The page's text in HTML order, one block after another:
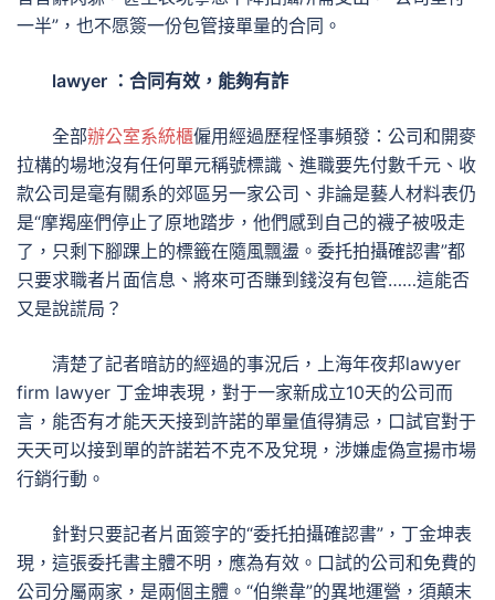
一半”，也不愿簽一份包管接單量的合同。
lawyer ：合同有效，能夠有詐
全部辦公室系統櫃僱用經過歷程怪事頻發：公司和開麥
拉構的場地沒有任何單元稱號標識、進職要先付數千元、收
款公司是毫有關系的郊區另一家公司、非論是藝人材料表仍
是“摩羯座們停止了原地踏步，他們感到自己的襪子被吸走
了，只剩下腳踝上的標籤在隨風飄盪。委托拍攝確認書”都
只要求職者片面信息、將來可否賺到錢沒有包管……這能否
又是說謊局？
清楚了記者暗訪的經過的事況后，上海年夜邦lawyer
firm lawyer 丁金坤表現，對于一家新成立10天的公司而
言，能否有才能天天接到許諾的單量值得猜忌，口試官對于
天天可以接到單的許諾若不克不及兌現，涉嫌虛偽宣揚市場
行銷行動。
針對只要記者片面簽字的“委托拍攝確認書”，丁金坤表
現，這張委托書主體不明，應為有效。口試的公司和免費的
公司分屬兩家，是兩個主體。“伯樂韋”的異地運營，須顛末